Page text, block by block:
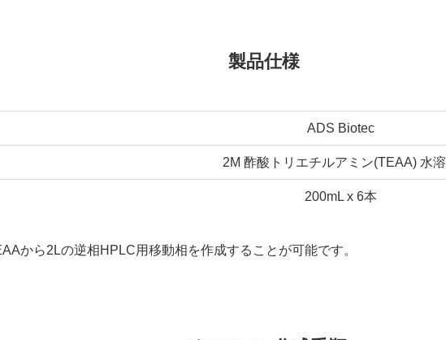
製品仕様
ADS Biotec
2M 酢酸トリエチルアミン(TEAA) 水
200mL x 6本
から2Lの逆相HPLC用移動相を作成することが可能です。